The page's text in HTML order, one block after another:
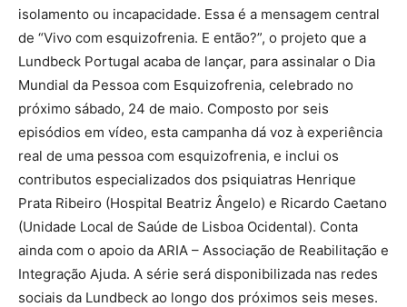
isolamento ou incapacidade. Essa é a mensagem central
de “Vivo com esquizofrenia. E então?”, o projeto que a
Lundbeck Portugal acaba de lançar, para assinalar o Dia
Mundial da Pessoa com Esquizofrenia, celebrado no
próximo sábado, 24 de maio. Composto por seis
episódios em vídeo, esta campanha dá voz à experiência
real de uma pessoa com esquizofrenia, e inclui os
contributos especializados dos psiquiatras Henrique
Prata Ribeiro (Hospital Beatriz Ângelo) e Ricardo Caetano
(Unidade Local de Saúde de Lisboa Ocidental). Conta
ainda com o apoio da ARIA – Associação de Reabilitação e
Integração Ajuda. A série será disponibilizada nas redes
sociais da Lundbeck ao longo dos próximos seis meses.